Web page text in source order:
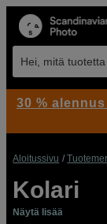
Hei, mitä
Aloitussivu
Kolari
Näytä lisää
30 %